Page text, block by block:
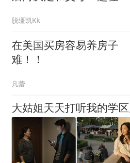
脱缰凯Kk
在美国买房容易养房子
难！！
凡蕾